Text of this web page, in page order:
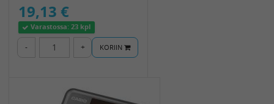
19,13 €
Varastossa:23 kpl
- + KORIIN